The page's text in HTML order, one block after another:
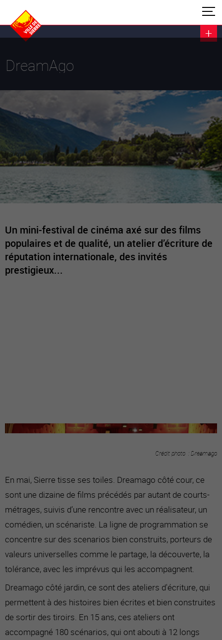
DreamAgo
Un mini-festival de cinéma axé sur des films
populaires et de qualité, un atelier d’écriture de
réputation internationale, des invités
prestigieux...
Crédit photo : Dreamago
En mai, Sierre tisse ses toiles. Dreamago côté cour, ce
sont une dizaine de films précédés par autant de courts-
métrages, suivis d’une rencontre avec un réalisateur, un
comédien, un scénariste. La ligne de programmation se
concentre sur des scenarios bien construits, porteurs de
valeurs universelles comme le partage, la découverte, la
tolérance, avec les imprévus qui les accompagnent.
Dreamago côté jardin, ce sont des ateliers d'écriture, qui
permettent à des histoires bien écrites et bien construites
de sortir des tiroirs. En 15 ans, ces ateliers ont
accompagné 180 scénarios, qui ont abouti à 12 longs